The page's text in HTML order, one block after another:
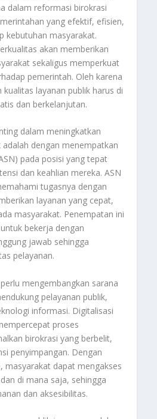
dalam reformasi birokrasi
yang efektif, efisien,
kebutuhan masyarakat.
akan memberikan
sekaligus memperkuat
pemerintah. Oleh karena
layanan publik harus di
dan berkelanjutan.
dalam meningkatkan
adalah dengan menempatkan
pada posisi yang tepat
dan keahlian mereka. ASN
tugasnya dengan
layanan yang cepat,
masyarakat. Penempatan ini
bekerja dengan
jawab sehingga
pelayanan.
mengembangkan sarana
pelayanan publik,
informasi. Digitalisasi
proses
birokrasi yang berbelit,
penyimpangan. Dengan
masyarakat dapat mengakses
di mana saja, sehingga
dan aksesibilitas.